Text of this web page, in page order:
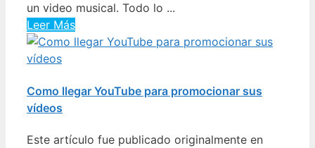
un video musical. Todo lo ...
Leer Más
Como llegar YouTube para promocionar sus
vídeos
Este artículo fue publicado originalmente en